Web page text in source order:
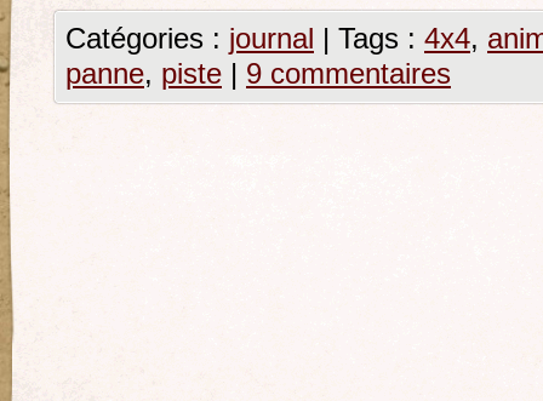
Catégories : journal | Tags : 4x4,
panne, piste | 9 commentaires